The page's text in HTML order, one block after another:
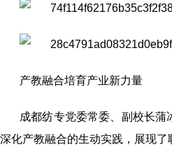
产教融合培育产业新力量
成都纺专党委常委、副校长蒲
深化产教融合的生动实践，展现了